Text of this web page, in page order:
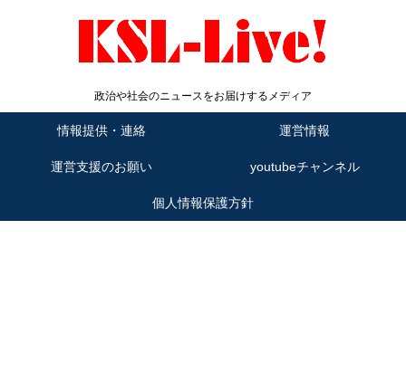
政治や社会のニュースをお届けするメディア
情報提供・連絡 運営情報
運営支援のお願い youtubeチャンネル
個人情報保護方針